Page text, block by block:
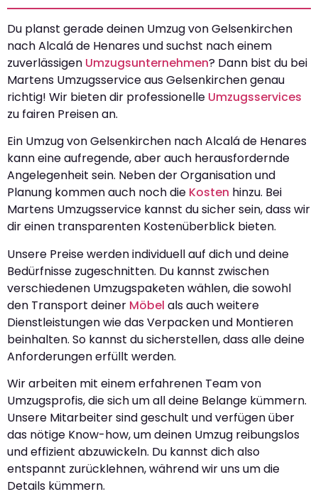
Du planst gerade deinen Umzug von Gelsenkirchen
nach Alcalá de Henares und suchst nach einem
zuverlässigen Umzugsunternehmen? Dann bist du bei
Martens Umzugsservice aus Gelsenkirchen genau
richtig! Wir bieten dir professionelle Umzugsservices
zu fairen Preisen an.
Ein Umzug von Gelsenkirchen nach Alcalá de Henares
kann eine aufregende, aber auch herausfordernde
Angelegenheit sein. Neben der Organisation und
Planung kommen auch noch die Kosten hinzu. Bei
Martens Umzugsservice kannst du sicher sein, dass wir
dir einen transparenten Kostenüberblick bieten.
Unsere Preise werden individuell auf dich und deine
Bedürfnisse zugeschnitten. Du kannst zwischen
verschiedenen Umzugspaketen wählen, die sowohl
den Transport deiner Möbel als auch weitere
Dienstleistungen wie das Verpacken und Montieren
beinhalten. So kannst du sicherstellen, dass alle deine
Anforderungen erfüllt werden.
Wir arbeiten mit einem erfahrenen Team von
Umzugsprofis, die sich um all deine Belange kümmern.
Unsere Mitarbeiter sind geschult und verfügen über
das nötige Know-how, um deinen Umzug reibungslos
und effizient abzuwickeln. Du kannst dich also
entspannt zurücklehnen, während wir uns um die
Details kümmern.